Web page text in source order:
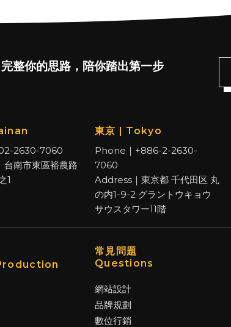
整你的思路，陪你踏出第一步
2630-7060
南市東區裕農路
1
東京 | Tokyo
Phone｜+886-2-2630-
7060
Address｜東京都 千代田区 丸
の内1-9-2 グラントウキョウ
サウスタワー11階
常見問題
Questions
網站設計
品牌規劃
數位行銷